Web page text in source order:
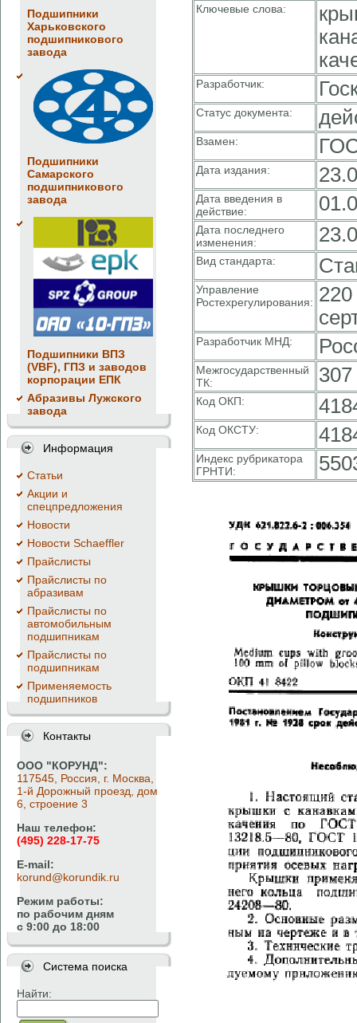
Подшипники
Харьковского
подшипникового
завода
Подшипники
Самарского
подшипникового
завода
Подшипники ВПЗ
(VBF), ГПЗ и заводов
корпорации ЕПК
Абразивы Лужского
завода
Информация
Cтатьи
Акции и
спецпредложения
Новости
Новости Schaeffler
Прайслисты
Прайслисты по
абразивам
Прайслисты по
автомобильным
подшипникам
Прайслисты по
подшипникам
Применяемость
подшипников
Контакты
ООО "КОРУНД":
117545, Россия, г. Москва,
1-й Дорожный проезд, дом
6, строение 3
Наш телефон:
(495) 228-17-75
E-mail:
korund@korundik.ru
Режим работы:
по рабочим дням
с 9:00 до 18:00
Система поиска
Найти:
Ключевые слова:
Разработчик:
Статус документа:
Взамен:
Дата издания:
Дата введения в
действие:
Дата последнего
изменения:
Вид стандарта:
Управление
Ростехрегулирования:
Разработчик МНД:
Межгосударственный
ТК:
Код ОКП:
Код ОКСТУ:
Индекс рубрикатора
ГРНТИ: